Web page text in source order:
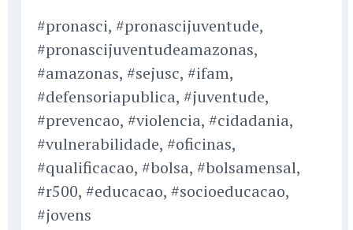
#pronasci, #pronascijuventude,
#pronascijuventudeamazonas,
#amazonas, #sejusc, #ifam,
#defensoriapublica, #juventude,
#prevencao, #violencia, #cidadania,
#vulnerabilidade, #oficinas,
#qualificacao, #bolsa, #bolsamensal,
#r500, #educacao, #socioeducacao,
#jovens